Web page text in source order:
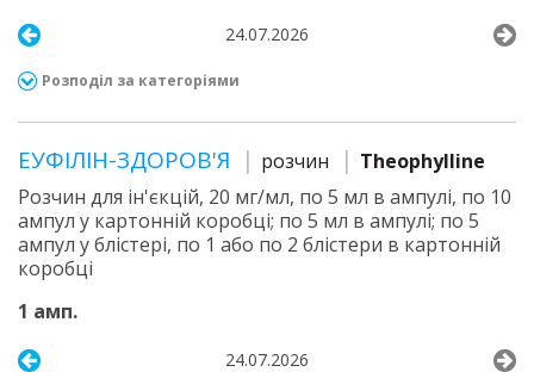
24.07.2026
Розподіл за категоріями
ЕУФІЛІН-ЗДОРОВ'Я розчин
Theophylline
Розчин для ін'єкцій, 20 мг/мл, по 5 мл в ампулі, по 10
ампул у картонній коробці; по 5 мл в ампулі; по 5
ампул у блістері, по 1 або по 2 блістери в картонній
коробці
1 амп.
24.07.2026